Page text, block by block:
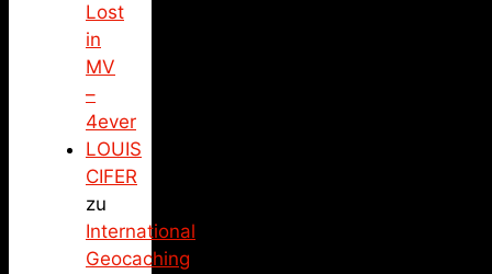
Lost
in
MV
–
4ever
LOUIS
CIFER
zu
International
Geocaching